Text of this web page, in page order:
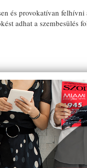
és provokatívan
adhat a szembesülés